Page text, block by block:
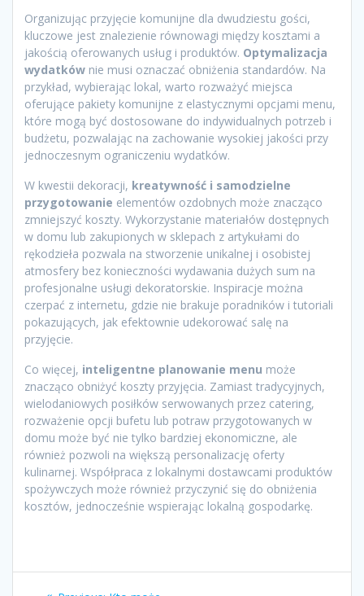
Organizując przyjęcie komunijne dla dwudziestu gości,
kluczowe jest znalezienie równowagi między kosztami a
jakością oferowanych usług i produktów. Optymalizacja
wydatków nie musi oznaczać obniżenia standardów. Na
przykład, wybierając lokal, warto rozważyć miejsca
oferujące pakiety komunijne z elastycznymi opcjami menu,
które mogą być dostosowane do indywidualnych potrzeb i
budżetu, pozwalając na zachowanie wysokiej jakości przy
jednoczesnym ograniczeniu wydatków.
W kwestii dekoracji, kreatywność i samodzielne
przygotowanie elementów ozdobnych może znacząco
zmniejszyć koszty. Wykorzystanie materiałów dostępnych
w domu lub zakupionych w sklepach z artykułami do
rękodzieła pozwala na stworzenie unikalnej i osobistej
atmosfery bez konieczności wydawania dużych sum na
profesjonalne usługi dekoratorskie. Inspiracje można
czerpać z internetu, gdzie nie brakuje poradników i tutoriali
pokazujących, jak efektownie udekorować salę na
przyjęcie.
Co więcej, inteligentne planowanie menu może
znacząco obniżyć koszty przyjęcia. Zamiast tradycyjnych,
wielodaniowych posiłków serwowanych przez catering,
rozważenie opcji bufetu lub potraw przygotowanych w
domu może być nie tylko bardziej ekonomiczne, ale
również pozwoli na większą personalizację oferty
kulinarnej. Współpraca z lokalnymi dostawcami produktów
spożywczych może również przyczynić się do obniżenia
kosztów, jednocześnie wspierając lokalną gospodarkę.
Zobacz